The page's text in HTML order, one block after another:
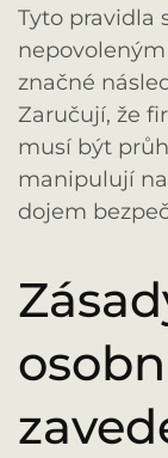
Tyto pravidla
značné
Zaručují, že
musí být
manipulují
dojem